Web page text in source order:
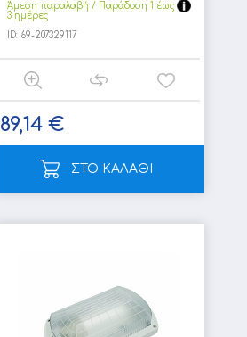
Άμεση παραλαβή / Παράδoση 1 έως
3 ημέρες
ID:69-207329117
89,14 €
ΣΤΟ ΚΑΛΑΘΙ